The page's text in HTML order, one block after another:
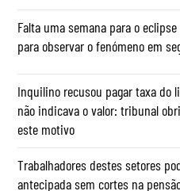
Falta uma semana para o
para observar o fenómeno em
Inquilino recusou pagar taxa do
não indicava o valor: tribunal
este motivo
Trabalhadores destes setores
antecipada sem cortes na